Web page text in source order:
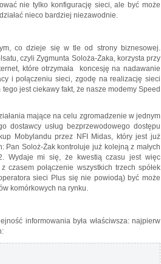
nie tylko konfigurację sieci, ale być może
nieco bardziej niezawodnie.
co dzieje się w tle od strony biznesowej.
czyli Zygmunta Soloża-Żaka, korzysta przy
które otrzymała koncesję na nadawanie
i połączeniu sieci, zgodę na realizację sieci
jest ciekawy fakt, że nasze modemy Speed
mające na celu zgromadzenie w jednym
dostawcy usług bezprzewodowego dostępu
Mobylandu przez NFI Midas, który jest już
Pan Soloż-Żak kontroluje już kolejną z małych
Wydaje mi się, że kwestią czasu jest więc
połączenie wszystkich trzech spółek
sieci Plus się nie powiodą) być może
komórkowych na rynku.
informowania była właściwsza: najpierw